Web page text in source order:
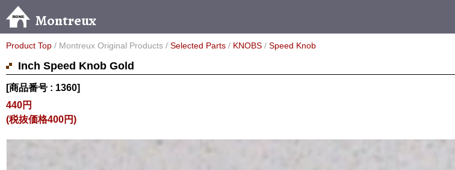
Montreux
Product Top / Montreux Original Products / Selected Parts / KNOBS / Speed Knob
Inch Speed Knob Gold
[商品番号 : 1360]
440円
(税抜価格400円)